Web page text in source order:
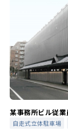
某事務所ビル従
自走式立体駐車場